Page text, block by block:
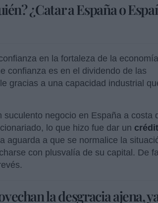
¿Catar a España o
en la fortaleza de la economía
confianza es en el dividendo de las
gracias a una capacidad industrial
negocio en España a costa
lo que hizo fue dar un
aguarda a que se normalice la
con plusvalía de su capital. De
la desgracia ajena,